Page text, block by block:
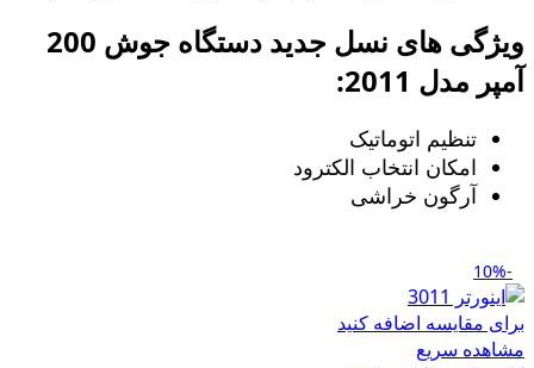
ویژگی های نسل جدید دستگاه جوش 200
آمپر مدل 2011:
تنظیم اتوماتیک
امکان انتخاب الکترود
آرگون خراشی
-10%
برای مقایسه اضافه کنید
مشاهده سریع